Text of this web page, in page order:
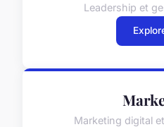
Leadership et
Marketing digital